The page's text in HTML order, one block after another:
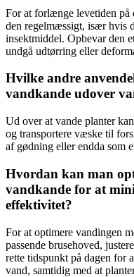
For at forlænge levetiden på
den regelmæssigt, især hvis
insektmiddel. Opbevar den
undgå udtørring eller
Hvilke andre
vandkande udover
Ud over at vande planter
og transportere væske til
af gødning eller endda som
Hvordan kan man
vandkande for at
effektivitet?
For at optimere vandingen
passende brusehoved,
rette tidspunkt på dagen for
vand, samtidig med at